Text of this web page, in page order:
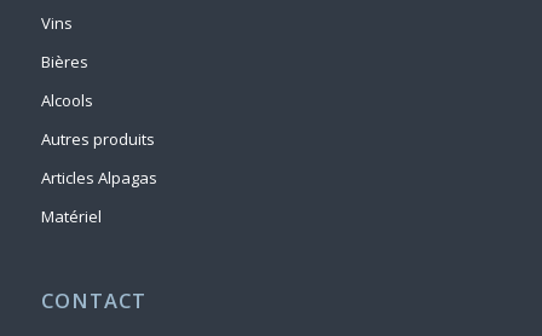
Vins
Bières
Alcools
Autres produits
Articles Alpagas
Matériel
CONTACT